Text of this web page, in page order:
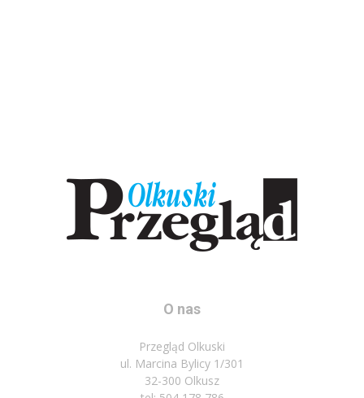
O nas
Przegląd Olkuski
ul. Marcina Bylicy 1/301
32-300 Olkusz